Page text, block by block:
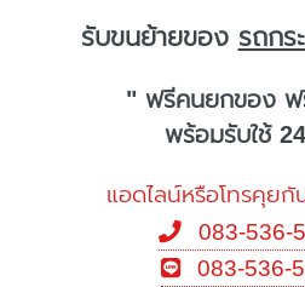
รับขนย้ายของ รถกร
" ฟรีคนยกของ
พร้อมรับใช้
แอดไลน์หรือโทรคุย
083-536-
083-536-